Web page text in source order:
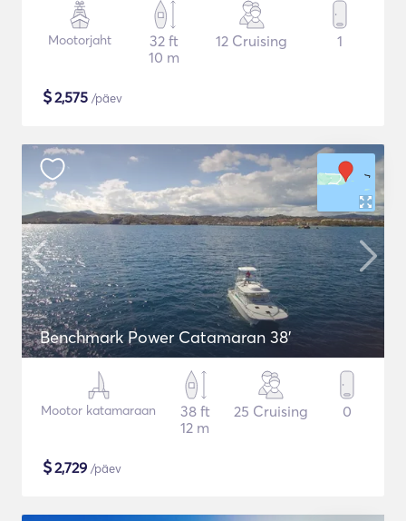
Mootorjaht
32 ft
10 m
12 Cruising 1
$2,575 /päev
Benchmark Power Catamaran 38'
Mootor katamaraan
38 ft
12 m
25 Cruising 0
$2,729 /päev